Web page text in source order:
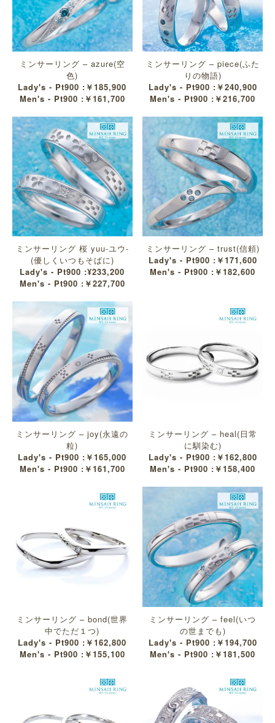
ミンサーリング – azure(空
色)
Lady's - Pt900 :￥185,900
Men's - Pt900 :￥161,700
ミンサーリング – piece(ふた
りの物語)
Lady's - Pt900 :￥240,900
Men's - Pt900 :￥216,700
ミンサーリング 桜 yuu-ユウ-
(優しくいつもそばに)
Lady's - Pt900 :¥233,200
Men's - Pt900 :￥227,700
ミンサーリング – trust(信頼)
Lady's - Pt900 :￥171,600
Men's - Pt900 :￥182,600
ミンサーリング – joy(永遠の
粒)
Lady's - Pt900 :￥165,000
Men's - Pt900 :￥161,700
ミンサーリング – heal(日常
に馴染む)
Lady's - Pt900 :￥162,800
Men's - Pt900 :￥158,400
ミンサーリング – bond(世界
中でただ１つ)
Lady's - Pt900 :￥162,800
Men's - Pt900 :￥155,100
ミンサーリング – feel(いつ
の世までも)
Lady's - Pt900 :￥194,700
Men's - Pt900 :￥181,500